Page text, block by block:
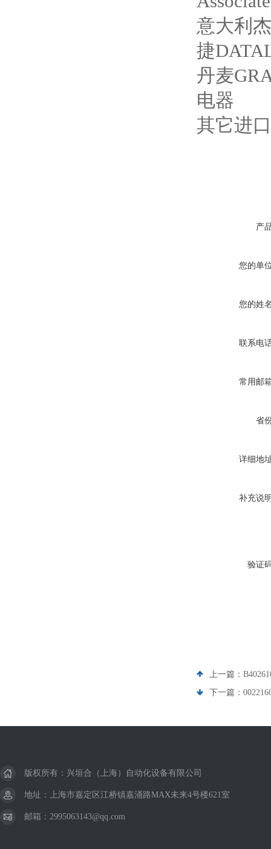
意大利
捷
丹麦
电器
其它进
产
您的单
您的姓
联系电
常用邮
省
详细地
补充说
验证
上一篇：
下一篇：
版权所有：兴垣合（上海）自动化设备有限公司
地址：上海市嘉定区江桥镇嘉涌路MAX未来4号楼621室
邮箱：2995063143@qq.com